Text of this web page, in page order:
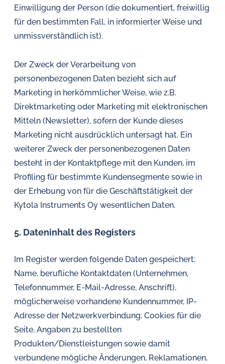
Einwilligung der Person (die dokumentiert, freiwillig
für den bestimmten Fall, in informierter Weise und
unmissverständlich ist).
Der Zweck der Verarbeitung von
personenbezogenen Daten bezieht sich auf
Marketing in herkömmlicher Weise, wie z.B.
Direktmarketing oder Marketing mit elektronischen
Mitteln (Newsletter), sofern der Kunde dieses
Marketing nicht ausdrücklich untersagt hat. Ein
weiterer Zweck der personenbezogenen Daten
besteht in der Kontaktpflege mit den Kunden, im
Profiling für bestimmte Kundensegmente sowie in
der Erhebung von für die Geschäftstätigkeit der
Kytola Instruments Oy wesentlichen Daten.
5. Dateninhalt des Registers
Im Register werden folgende Daten gespeichert:
Name, berufliche Kontaktdaten (Unternehmen,
Telefonnummer, E-Mail-Adresse, Anschrift),
möglicherweise vorhandene Kundennummer, IP-
Adresse der Netzwerkverbindung, Cookies für die
Seite, Angaben zu bestellten
Produkten/Dienstleistungen sowie damit
verbundene mögliche Änderungen, Reklamationen,